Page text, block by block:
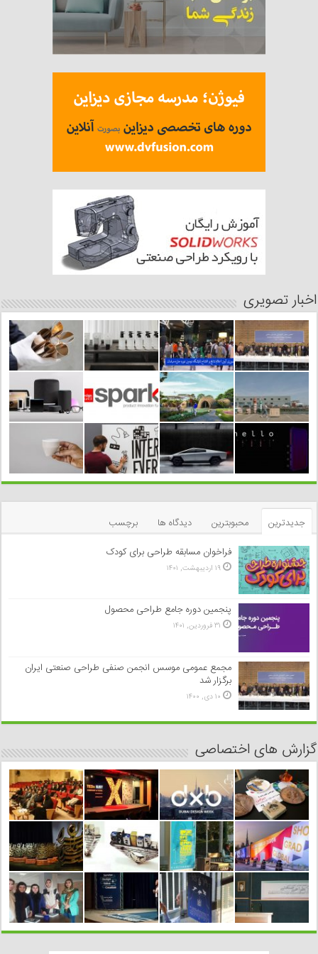
اخبار تصویری
جدیدترین محبوبترین دیدگاه ها
برچسب
فراخوان مسابقه طراحی برای کودک
۱۹ اردیبهشت, ۱۴۰۱
پنجمین دوره جامع طراحی محصول
۳۱ فروردین, ۱۴۰۱
مجمع عمومی موسس انجمن صنفی طراحی صنعتی ایران
برگزار شد
۱۰ دی, ۱۴۰۰
گزارش های اختصاصی